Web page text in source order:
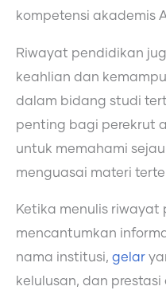
kompetensi akademis
Riwayat pendidikan
keahlian dan
dalam bidang studi
penting bagi perekrut
untuk memahami
menguasai materi
Ketika menulis
mencantumkan
nama institusi, gelar
kelulusan, dan